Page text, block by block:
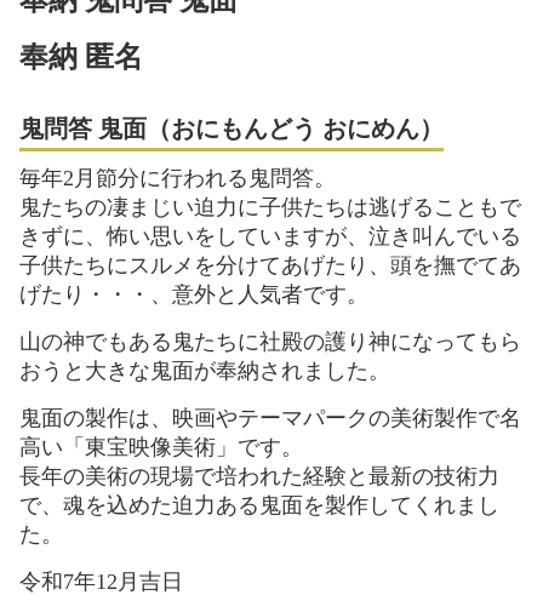
奉納 鬼問答 鬼面
兼務社一覧
奉納 匿名
鬼問答 鬼面（おにもんどう おにめん）
毎年2月節分に行われる鬼問答。
鬼たちの凄まじい迫力に子供たちは逃げることもで
きずに、怖い思いをしていますが、泣き叫んでいる
子供たちにスルメを分けてあげたり、頭を撫でてあ
げたり・・・、意外と人気者です。
山の神でもある鬼たちに社殿の護り神になってもら
おうと大きな鬼面が奉納されました。
鬼面の製作は、映画やテーマパークの美術製作で名
高い「東宝映像美術」です。
長年の美術の現場で培われた経験と最新の技術力
で、魂を込めた迫力ある鬼面を製作してくれまし
た。
令和7年12月吉日